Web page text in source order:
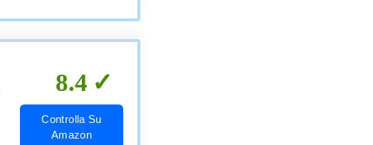
8.4
Controlla Su
Amazon